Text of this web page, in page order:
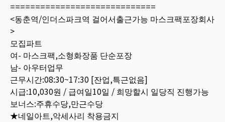
=============================
<동춘역/인더스파크역 걸어서출근가능 마스크팩포장회사
>
모집파트
여- 마스크팩,소형화장품 단순포장
남- 아우터업무
근무시간:08:30~17:30 [잔업,특근없음]
시급:10,030원 / 급여일10일 / 희망할시 일당직 진행가능
보너스:주휴수당,만근수당
★네일아트,악세사리 착용금지